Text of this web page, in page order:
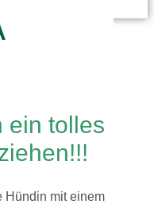
ein tolles
Hündin mit einem